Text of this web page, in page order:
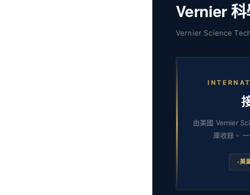
Vernier
Vernier Science
由美國 Vernier
庫收錄。
美